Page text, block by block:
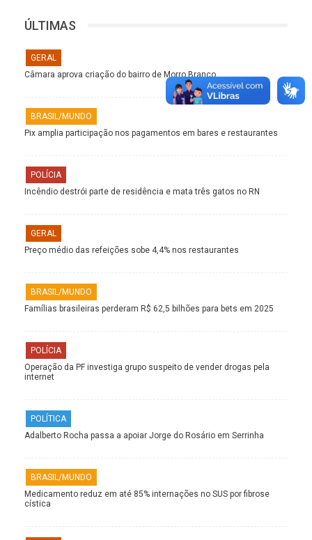
ÚLTIMAS
GERAL
Câmara aprova criação do bairro de Morro Branco
BRASIL/MUNDO
Pix amplia participação nos pagamentos em bares e restaurantes
POLÍCIA
Incêndio destrói parte de residência e mata três gatos no RN
GERAL
Preço médio das refeições sobe 4,4% nos restaurantes
BRASIL/MUNDO
Famílias brasileiras perderam R$ 62,5 bilhões para bets em 2025
POLÍCIA
Operação da PF investiga grupo suspeito de vender drogas pela
internet
POLÍTICA
Adalberto Rocha passa a apoiar Jorge do Rosário em Serrinha
BRASIL/MUNDO
Medicamento reduz em até 85% internações no SUS por fibrose
cística